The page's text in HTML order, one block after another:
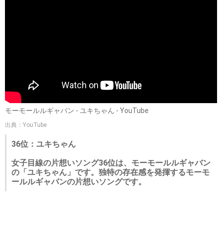
モーモールルギャバン - ユキちゃん - YouTube
出典：YouTube
36位：ユキちゃん
女子目線の片想いソング36位は、モーモールルギャバン
の「ユキちゃん」です。独特の存在感を発揮するモーモ
ールルギャバンの片想いソングです。